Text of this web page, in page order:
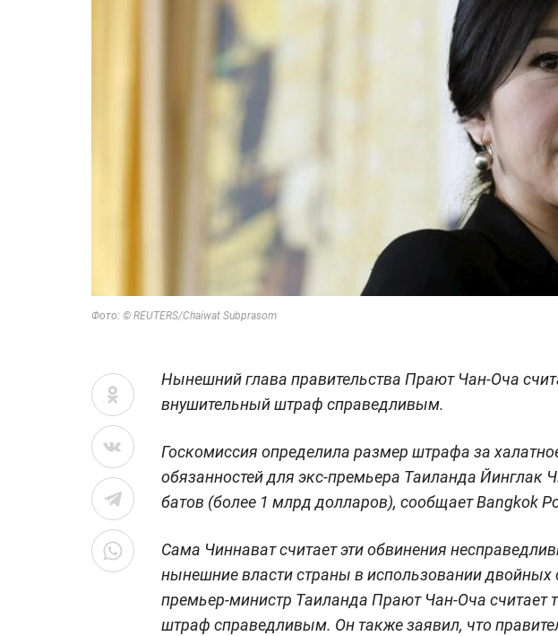
Фото: © REUTERS/Chaiwat Subprasom
Нынешний глава правительства Прают Чан-Оча
внушительный штраф справедливым.
Госкомиссия определила размер штрафа за
обязанностей для экс-премьера Таиланда Йинглак
батов (более 1 млрд долларов), сообщаетBangkok
Сама Чиннават считает эти обвинения
нынешние власти страны в использовании двойных
премьер-министр Таиланда Прают Чан-Оча считает
штраф справедливым. Он также заявил, что